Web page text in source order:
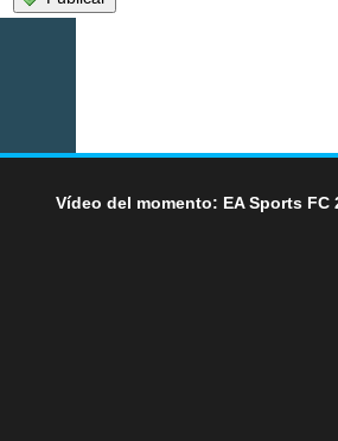
Vídeo del momento: EA Sports FC